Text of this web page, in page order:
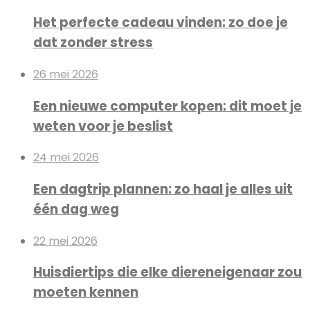
Het perfecte cadeau vinden: zo doe je
dat zonder stress
26 mei 2026
Een nieuwe computer kopen: dit moet je
weten voor je beslist
24 mei 2026
Een dagtrip plannen: zo haal je alles uit
één dag weg
22 mei 2026
Huisdiertips die elke diereneigenaar zou
moeten kennen